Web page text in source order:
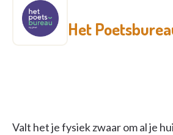
Het
Valt het je fysiek zwaar om al je